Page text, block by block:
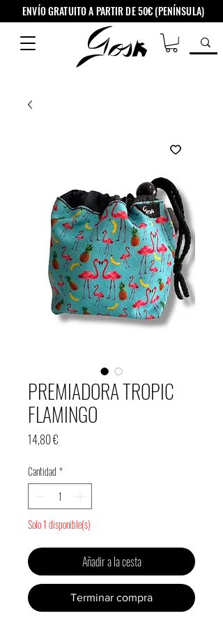
ENVÍO GRATUITO A PARTIR DE 50€ (PENÍNSULA)
PREMIADORA TROPIC
FLAMINGO
14,80 €
Cantidad *
Solo 1 disponible(s)
Añadir a la cesta
Terminar compra